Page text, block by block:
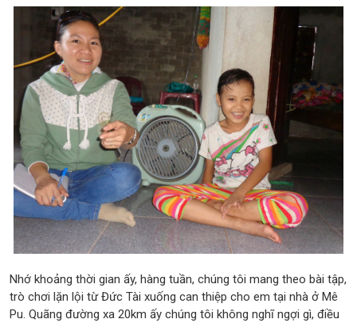
Nhớ khoảng thời gian ấy, hàng tuần, chúng tôi mang theo bài tập,
trò chơi lặn lội từ Đức Tài xuống can thiệp cho em tại nhà ở Mê
Pu. Quãng đường xa 20km ấy chúng tôi không nghĩ ngợi gì, điều